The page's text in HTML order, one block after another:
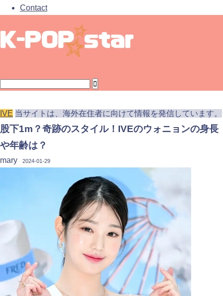
Contact
IVE 当サイトは、海外在住者に向けて情報を発信しています。
股下1m？奇跡のスタイル！IVEのウォニョンの身長
や年齢は？
mary 2024-01-29